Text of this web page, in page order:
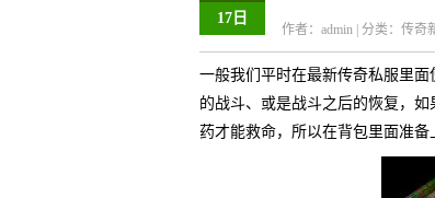
17日
作者：admin | 分类：传奇
一般我们平时在最新传奇私服里
的战斗、或是战斗之后的恢复，
药才能救命，所以在背包里面准备